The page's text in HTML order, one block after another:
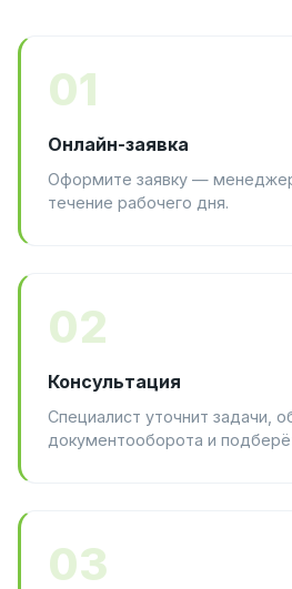
01
Онлайн-заявка
Оформите заявку —
течение рабочего дня.
02
Консультация
Специалист уточнит задачи,
документооборота и
03